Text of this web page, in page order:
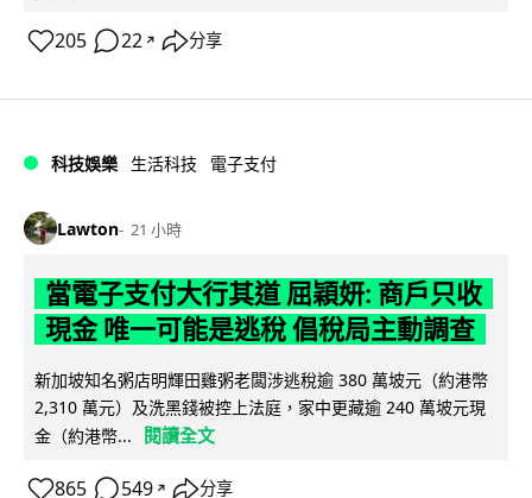
205 22 ↗ 分享
科技娛樂 生活科技 電子支付
Lawton 21 小時
當電子支付大行其道 屈穎妍: 商戶只收
現金 唯一可能是逃稅 倡稅局主動調查
新加坡知名粥店明輝田雞粥老闆涉逃稅逾 380 萬坡元（約港幣
2,310 萬元）及洗黑錢被控上法庭，家中更藏逾 240 萬坡元現
金（約港幣...
閱讀全文
865 549 ↗ 分享